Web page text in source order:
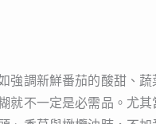
強調新鮮番茄的酸甜、
就不一定是必需品。尤